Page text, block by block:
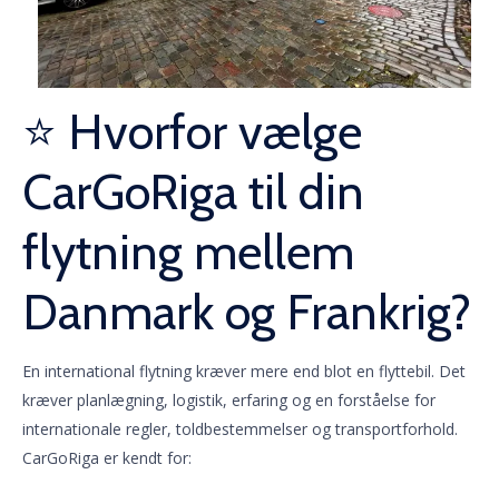
⭐ Hvorfor vælge
CarGoRiga til din
flytning mellem
Danmark og Frankrig?
En international flytning kræver mere end blot en flyttebil. Det
kræver planlægning, logistik, erfaring og en forståelse for
internationale regler, toldbestemmelser og transportforhold.
CarGoRiga er kendt for: